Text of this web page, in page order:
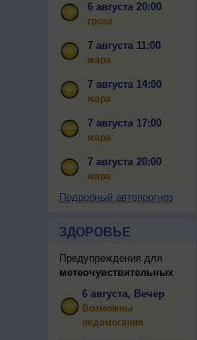
6 августа 20:00
гроза
7 августа 11:00
жара
7 августа 14:00
жара
7 августа 17:00
жара
7 августа 20:00
жара
Подробный автопрогноз
ЗДОРОВЬЕ
Предупреждения для
метеочувствительных
6 августа, Вечер
Возможны
недомогания